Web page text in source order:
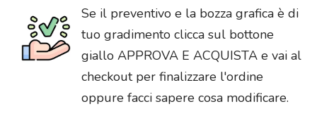
Se il preventivo e la bozza grafica è di
tuo gradimento clicca sul bottone
giallo APPROVA E ACQUISTA e vai al
checkout per finalizzare l'ordine
oppure facci sapere cosa modificare.